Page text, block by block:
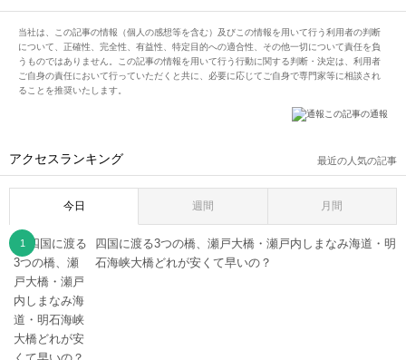
当社は、この記事の情報（個人の感想等を含む）及びこの情報を用いて行う利用者の判断
について、正確性、完全性、有益性、特定目的への適合性、その他一切について責任を負
うものではありません。この記事の情報を用いて行う行動に関する判断・決定は、利用者
ご自身の責任において行っていただくと共に、必要に応じてご自身で専門家等に相談され
ることを推奨いたします。
この記事の通報
アクセスランキング 最近の人気の記事
今日 週間 月間
四国に渡る3つの橋、瀬戸大橋・瀬戸内しまなみ海道・明
石海峡大橋どれが安くて早いの？